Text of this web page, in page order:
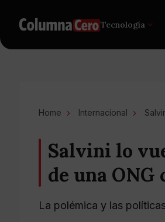
Tecnología
Home Internacional
Salvini lo
de una ONG
La polémica y las